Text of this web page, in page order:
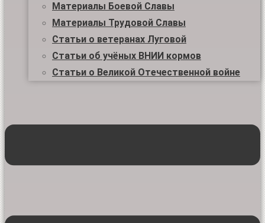
Материалы Боевой Славы
Материалы Трудовой Славы
Статьи о ветеранах Луговой
Статьи об учёных ВНИИ кормов
Статьи о Великой Отечественной войне